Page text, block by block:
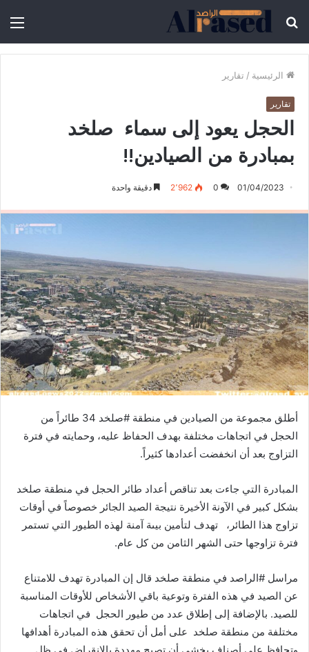
الرئيسية / تقارير
تقارير
الحجل يعود إلى سماء صلخد
بمبادرة من الصيادين!!
01/04/2023
0 2٬962 دقيقة واحدة
أطلق مجموعة من الصيادين في منطقة #صلخد 34 طائراً من
الحجل في اتجاهات مختلفة بهدف الحفاظ عليه، وحمايته في فترة
التزاوج بعد أن انخفضت أعدادها كثيراً.
المبادرة التي جاءت بعد تناقص أعداد طائر الحجل في منطقة صلخد
بشكل كبير في الآونة الأخيرة نتيجة الصيد الجائر خصوصاً في أوقات
تزاوج هذا الطائر، تهدف لتأمين بيىة آمنة لهذه الطيور التي تستمر
فترة تزاوجها حتى الشهر الثامن من كل عام.
مراسل #الراصد في منطقة صلخد قال إن المبادرة تهدف للامتناع
عن الصيد في هذه الفترة وتوعية باقي الأشخاص للأوقات المناسبة
للصيد. بالإضافة إلى إطلاق عدد من طيور الحجل في اتجاهات
مختلفة من منطقة صلخد على أمل أن تحقق هذه المبادرة أهدافها